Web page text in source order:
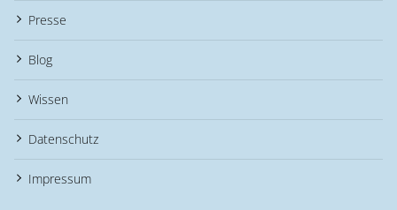
Presse
Blog
Wissen
Datenschutz
Impressum